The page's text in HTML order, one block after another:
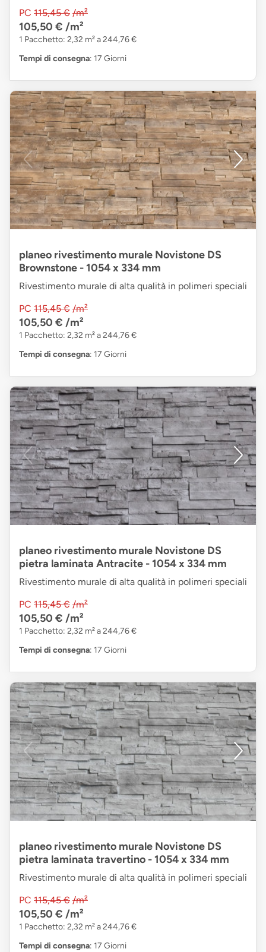
PC 115,45 € /m²
105,50 € /m²
1 Pacchetto: 2,32 m² a 244,76 €
Tempi di consegna: 17 Giorni
planeo rivestimento murale Novistone DS
Brownstone - 1054 x 334 mm
Rivestimento murale di alta qualità in polimeri speciali
PC 115,45 € /m²
105,50 € /m²
1 Pacchetto: 2,32 m² a 244,76 €
Tempi di consegna: 17 Giorni
planeo rivestimento murale Novistone DS
pietra laminata Antracite - 1054 x 334 mm
Rivestimento murale di alta qualità in polimeri speciali
PC 115,45 € /m²
105,50 € /m²
1 Pacchetto: 2,32 m² a 244,76 €
Tempi di consegna: 17 Giorni
planeo rivestimento murale Novistone DS
pietra laminata travertino - 1054 x 334 mm
Rivestimento murale di alta qualità in polimeri speciali
PC 115,45 € /m²
105,50 € /m²
1 Pacchetto: 2,32 m² a 244,76 €
Tempi di consegna: 17 Giorni